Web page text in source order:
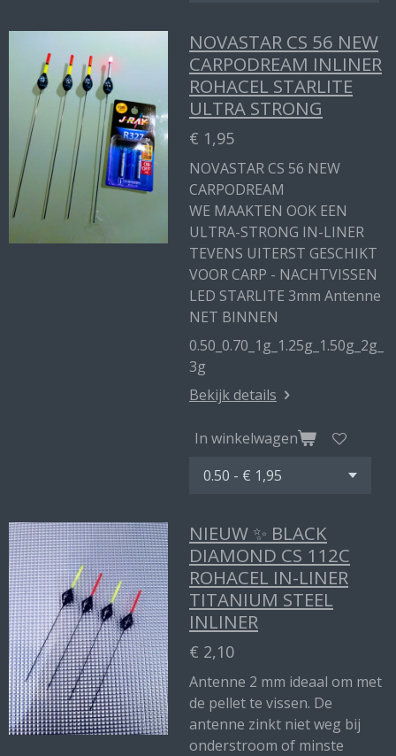
NOVASTAR CS 56 NEW
CARPODREAM INLINER
ROHACEL STARLITE
ULTRA STRONG
€ 1,95
NOVASTAR CS 56 NEW
CARPODREAM
WE MAAKTEN OOK EEN
ULTRA-STRONG IN-LINER
TEVENS UITERST GESCHIKT
VOOR CARP - NACHTVISSEN
LED STARLITE 3mm Antenne
NET BINNEN
0.50_0.70_1g_1.25g_1.50g_2g_
3g
Bekijk details
In winkelwagen
NIEUW ✨ BLACK
DIAMOND CS 112C
ROHACEL IN-LINER
TITANIUM STEEL
INLINER
€ 2,10
Antenne 2 mm ideaal om met
de pellet te vissen. De
antenne zinkt niet weg bij
onderstroom of minste